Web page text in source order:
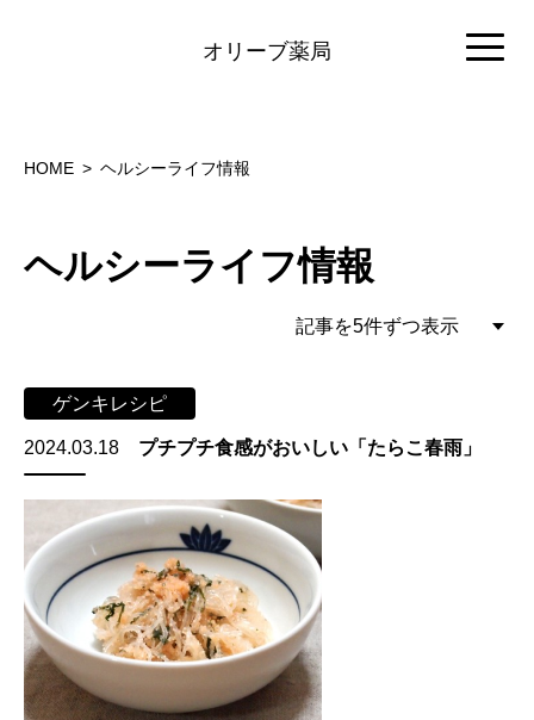
オリーブ薬局
HOME ヘルシーライフ情報
ヘルシーライフ情報
ゲンキレシピ
2024.03.18 プチプチ食感がおいしい「たらこ春雨」